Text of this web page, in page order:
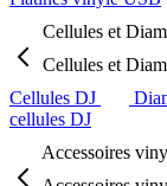
Cellules et
Cellules et
Cellules DJ
cellules DJ
Accessoires